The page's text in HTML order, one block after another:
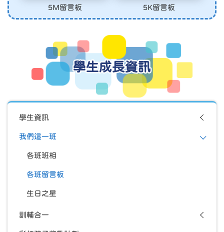
5M留言板 5K留言板
學生成長資訊
學生資訊
我們這一班
各班班相
各班留言板
生日之星
訓輔合一